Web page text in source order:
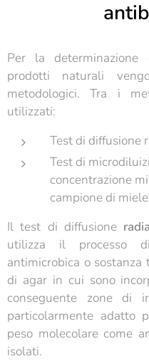
Per la determinazione
prodotti naturali
metodologici. Tra i
utilizzati:
Test di diffusione
Test di
concentrazione
campione di
Il test di diffusione
utilizza il processo
antimicrobica o
di agar in cui sono
conseguente zone di
particolarmente adatto
peso molecolare come
isolati.